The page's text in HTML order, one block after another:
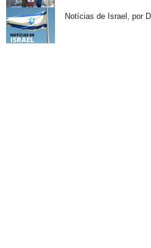
Notícias de Israel, por